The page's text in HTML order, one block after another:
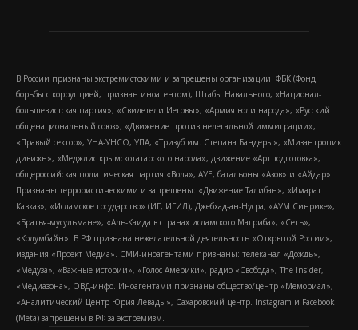
В России признаны экстремистскими и запрещены организации: ФБК (Фонд
борьбы с коррупцией, признан иноагентом), Штабы Навального, «Национал-
большевистская партия», «Свидетели Иеговы», «Армия воли народа», «Русский
общенациональный союз», «Движение против нелегальной иммиграции»,
«Правый сектор», УНА-УНСО, УПА, «Тризуб им. Степана Бандеры», «Мизантропик
дивижн», «Меджлис крымскотатарского народа», движение «Артподготовка»,
общероссийская политическая партия «Воля», АУЕ, батальоны «Азов» и «Айдар».
Признаны террористическими и запрещены: «Движение Талибан», «Имарат
Кавказ», «Исламское государство» (ИГ, ИГИЛ), Джебхад-ан-Нусра, «АУМ Синрике»,
«Братья-мусульмане», «Аль-Каида в странах исламского Магриба», «Сеть»,
«Колумбайн». В РФ признана нежелательной деятельность «Открытой России»,
издания «Проект Медиа». СМИ-иноагентами признаны: телеканал «Дождь»,
«Медуза», «Важные истории», «Голос Америки», радио «Свобода», The Insider,
«Медиазона», ОВД-инфо. Иноагентами признаны общество/центр «Мемориал»,
«Аналитический Центр Юрия Левады», Сахаровский центр. Instagram и Facebook
(Metа) запрещены в РФ за экстремизм.